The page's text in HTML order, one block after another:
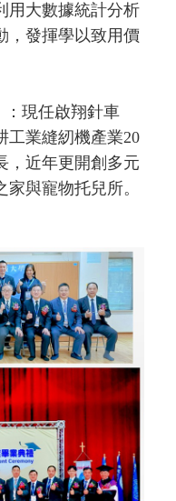
用大數據統計分析
，發揮學以致用價
現任啟翔針車
工業縫紉機產業20
，近年更開創多元
與寵物托兒所。